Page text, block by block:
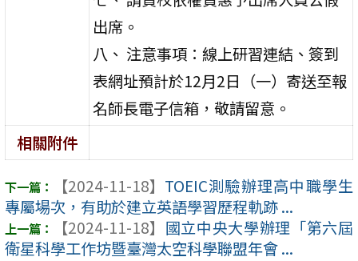
出席。
八、 注意事項：線上研習連結、簽到
表網址預計於12月2日（一）寄送至報
名師長電子信箱，敬請留意。
相關附件
【2024-11-18】 TOEIC測驗辦理高中職學生
專屬場次，有助於建立英語學習歷程軌跡 ...
【2024-11-18】 國立中央大學辦理「第六屆
衛星科學工作坊暨臺灣太空科學聯盟年會 ...